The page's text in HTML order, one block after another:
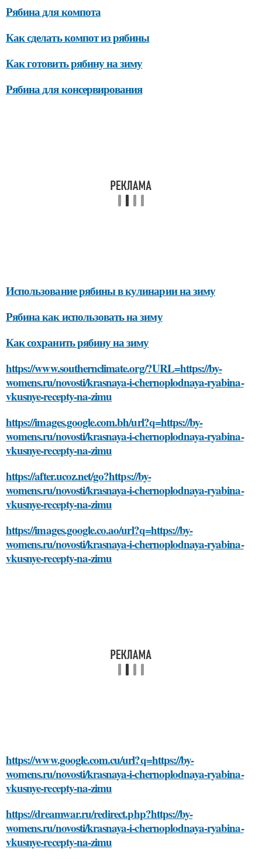
Рябина для компота
Как сделать компот из рябины
Как готовить рябину на зиму
Рябина для консервирования
Использование рябины в кулинарии на зиму
Рябина как использовать на зиму
Как сохранить рябину на зиму
https://www.southernclimate.org/?URL=https://by-
womens.ru/novosti/krasnaya-i-chernoplodnaya-ryabina-
vkusnye-recepty-na-zimu
https://images.google.com.bh/url?q=https://by-
womens.ru/novosti/krasnaya-i-chernoplodnaya-ryabina-
vkusnye-recepty-na-zimu
https://after.ucoz.net/go?https://by-
womens.ru/novosti/krasnaya-i-chernoplodnaya-ryabina-
vkusnye-recepty-na-zimu
https://images.google.co.ao/url?q=https://by-
womens.ru/novosti/krasnaya-i-chernoplodnaya-ryabina-
vkusnye-recepty-na-zimu
https://www.google.com.cu/url?q=https://by-
womens.ru/novosti/krasnaya-i-chernoplodnaya-ryabina-
vkusnye-recepty-na-zimu
https://dreamwar.ru/redirect.php?https://by-
womens.ru/novosti/krasnaya-i-chernoplodnaya-ryabina-
vkusnye-recepty-na-zimu